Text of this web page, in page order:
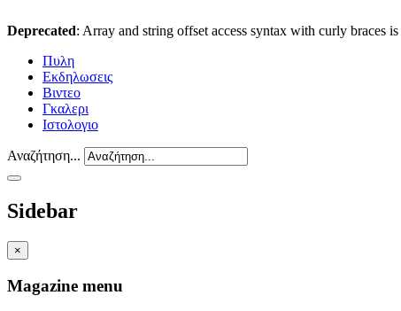
Deprecated: Array and string offset access syntax with curly braces is
Πυλη
Εκδηλωσεις
Βιντεο
Γκαλερι
Ιστολογιο
Αναζήτηση...
Sidebar
×
Magazine menu